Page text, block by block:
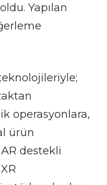
oldu. Yapılan
operasyonlara,
ürün
destekli